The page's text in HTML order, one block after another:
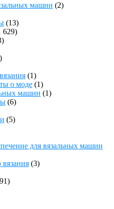
машин (2)
(13)
629)
(1)
о моде (1)
машин (1)
(6)
(5)
для вязальных машин
(3)